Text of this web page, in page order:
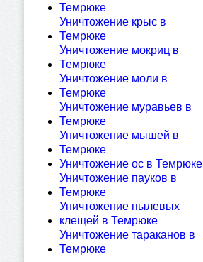
Темрюке
Уничтожение крыс в
Темрюке
Уничтожение мокриц в
Темрюке
Уничтожение моли в
Темрюке
Уничтожение муравьев в
Темрюке
Уничтожение мышей в
Темрюке
Уничтожение ос в Темрюке
Уничтожение пауков в
Темрюке
Уничтожение пылевых
клещей в Темрюке
Уничтожение тараканов в
Темрюке